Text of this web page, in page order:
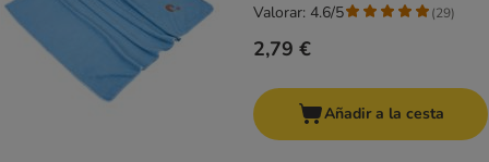
2,79 €
Valorar: 4.6/5 (29)
Añadir a la cesta